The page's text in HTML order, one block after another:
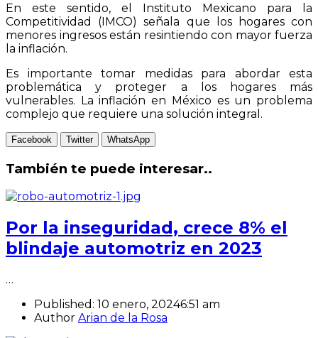
En este sentido, el Instituto Mexicano para la
Competitividad (IMCO) señala que los hogares con
menores ingresos están resintiendo con mayor fuerza
la inflación.
Es importante tomar medidas para abordar esta
problemática y proteger a los hogares más
vulnerables. La inflación en México es un problema
complejo que requiere una solución integral.
Facebook Twitter WhatsApp
También te puede interesar..
Por la inseguridad, crece 8% el
blindaje automotriz en 2023
…
Published: 10 enero, 20246:51 am
Author Arian de la Rosa